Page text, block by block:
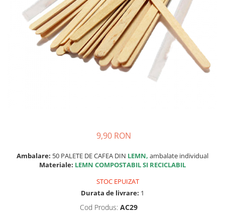
Capsule compatibile Bialetti
Capsule compatibile Beanz
Capsule compatibile Uno System
Capsule compatibile Caffitaly
PADURI CAFEA & MONODOZE
9,90 RON
Ambalare: 50 PALETE DE CAFEA DIN LEMN, ambalate individual
Materiale: LEMN COMPOSTABIL SI RECICLABIL
STOC EPUIZAT
Durata de livrare: 1
Cod Produs: AC29